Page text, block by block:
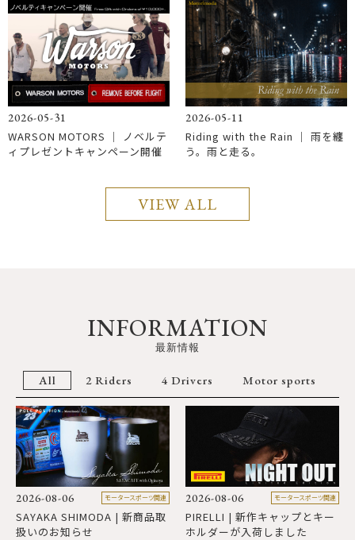
2026-05-31
WARSON MOTORS ｜ ノベルテ
ィプレゼントキャンペーン開催
2026-05-11
Riding with the Rain │ 雨を纏
う。雨と走る。
VIEW ALL
INFORMATION
最新情報
All 2 Riders 4 Drivers Motor sports
2026-08-06 モータースポーツ関連
SAYAKA SHIMODA | 新商品取
扱いのお知らせ
2026-08-06 モータースポーツ関連
PIRELLI | 新作キャップとキー
ホルダーが入荷しました